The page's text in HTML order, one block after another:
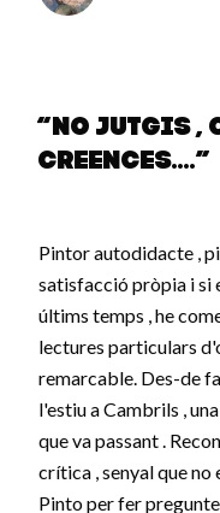
“No jutgis ,
creences....”
Pintor autodidacte ,
satisfacció pròpia i si
últims temps , he
lectures particulars
remarcable. Des-de
l'estiu a Cambrils ,
que va passant .
crítica , senyal que
Pinto per fer